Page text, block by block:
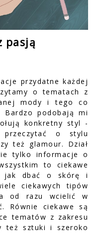
pasją
przydatne każdej
o tematach z
mody i tego co
podobają mi
konkretny styl -
przeczytać o stylu
też glamour. Dział
tylko informacje o
to ciekawe
jak dbać o skórę i
ciekawych tipów
od razu wcielić w
Równie ciekawe są
tematów z zakresu
też sztuki i szeroko